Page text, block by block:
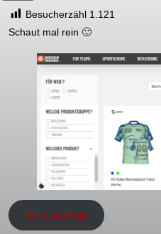
Besucherzähl 1.121
Schaut mal rein 🙂
Vereinsshop